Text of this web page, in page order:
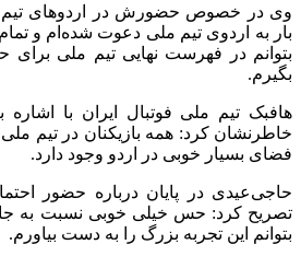
وی در خصوص حضورش در اردوهای تیم
بار به اردوی تیم ملی دعوت شده‌ام و
بتوانم در فهرست نهایی تیم ملی برای
بگیرم.
هافبک تیم ملی فوتبال ایران با
خاطرنشان کرد: همه بازیکنان در تیم
فضای بسیار خوبی در اردو وجود دارد.
تصریح کرد: حس خیلی خوبی نسبت به
بتوانم این تجربه بزرگ را به دست بیاورم.